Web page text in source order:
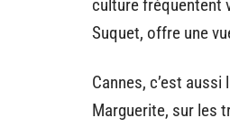
culture fréquentent
Suquet, offre une
Cannes, c’est
Marguerite, sur les